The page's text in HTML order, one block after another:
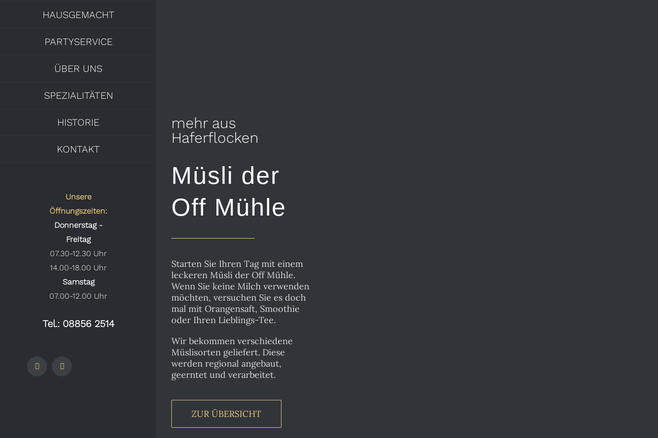
HAUSGEMACHT
PARTYSERVICE
ÜBER UNS
SPEZIALITÄTEN
HISTORIE
KONTAKT
Unsere
Öffnungszeiten:
Donnerstag -
Freitag
07.30-12.30 Uhr
14.00-18.00 Uhr
Samstag
07.00-12.00 Uhr
Tel.: 08856 2514
FacebookInstagram
mehr aus
Haferflocken
Müsli der
Off Mühle
Starten Sie Ihren Tag mit einem
leckeren Müsli der Off Mühle.
Wenn Sie keine Milch verwenden
möchten, versuchen Sie es doch
mal mit Orangensaft, Smoothie
oder Ihren Lieblings-Tee.
Wir bekommen verschiedene
Müslisorten geliefert. Diese
werden regional angebaut,
geerntet und verarbeitet.
ZUR ÜBERSICHT